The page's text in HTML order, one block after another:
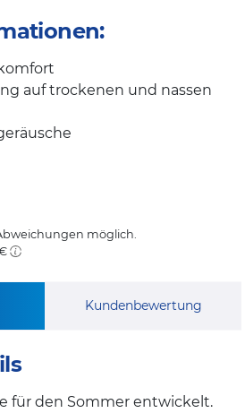
auf trockenen und nassen
möglich.
Kundenbewertung
für den Sommer entwickelt.